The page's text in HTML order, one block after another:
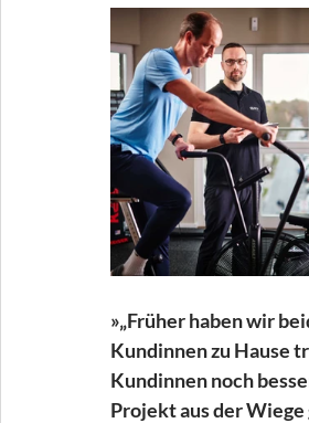
»„Früher haben wir
Kundinnen zu Hause
Kundinnen noch
Projekt aus der Wiege